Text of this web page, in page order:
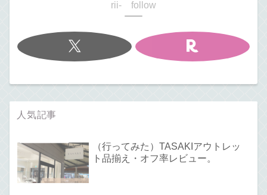
rii- follow
人気記事
（行ってみた）TASAKIアウトレッ
ト品揃え・オフ率レビュー。